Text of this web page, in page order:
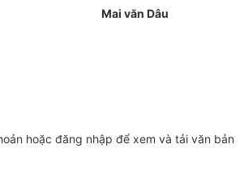
Mai văn Dâu
hoặc đăng nhập để xem và tải văn bản